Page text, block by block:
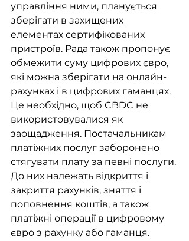
управління ними, планується
зберігати в захищених
елементах сертифікованих
пристроїв. Рада також пропонує
обмежити суму цифрових євро,
які можна зберігати на онлайн-
рахунках і в цифрових гаманцях.
Це необхідно, щоб CBDC не
використовувалися як
заощадження. Постачальникам
платіжних послуг заборонено
стягувати плату за певні послуги.
До них належать відкриття і
закриття рахунків, зняття і
поповнення коштів, а також
платіжні операції в цифровому
євро з рахунку або гаманця.